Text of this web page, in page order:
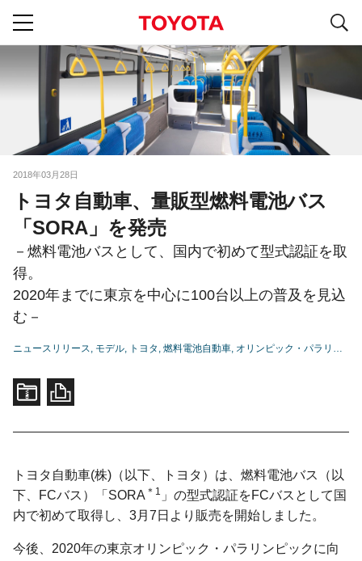
2018年03月28日
トヨタ自動車、量販型燃料電池バス
「SORA」を発売
－燃料電池バスとして、国内で初めて型式認証を取
得。
2020年までに東京を中心に100台以上の普及を見込
む－
ニュースリリース モデル トヨタ 燃料電池自動車 オリンピック・パラリンピック
トヨタ自動車(株)（以下、トヨタ）は、燃料電池バス（以
下、FCバス）「SORA ＊1 」の型式認証をFCバスとして国
内で初めて取得し、3月7日より販売を開始しました。
今後、2020年の東京オリンピック・パラリンピックに向